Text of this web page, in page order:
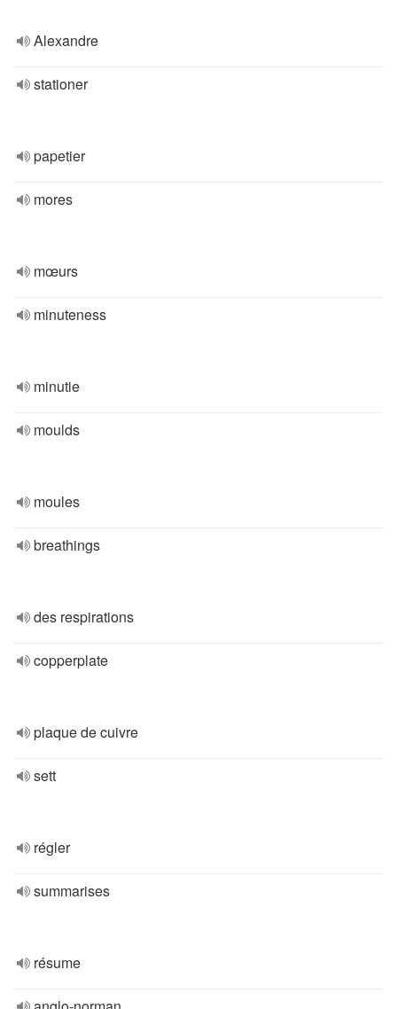
Alexandre
stationer
papetier
mores
mœurs
minuteness
minutie
moulds
moules
breathings
des respirations
copperplate
plaque de cuivre
sett
régler
summarises
résume